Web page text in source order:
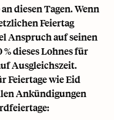
diesen Tagen. Wenn
Feiertag
Anspruch auf seinen
dieses Lohnes für
Ausgleichszeit.
Feiertage wie Eid
Ankündigungen